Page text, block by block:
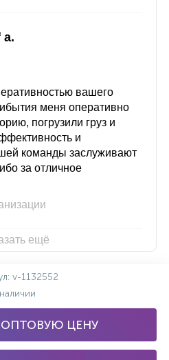
a.
вашего
меня оперативно
погрузили груз и
и
команды заслуживают
за отличное
ещё
v-1132552
ЦЕНУ